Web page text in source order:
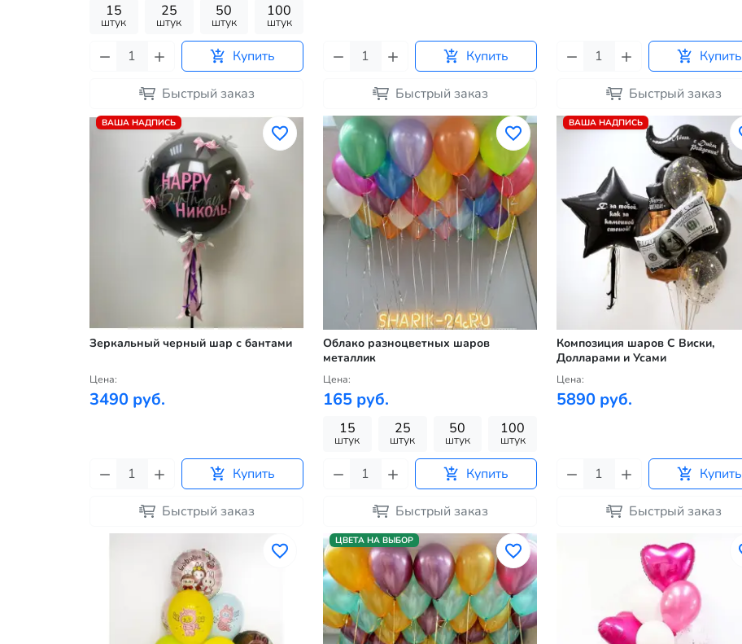
15
штук
25
штук
50
штук
100
штук
Купить
Быстрый заказ
Купить
Быстрый заказ
Купить
Быстрый заказ
ВАША НАДПИСЬ
Зеркальный черный шар с бантами
Цена:
3490 руб.
Купить
Быстрый заказ
Облако разноцветных шаров
металлик
Цена:
165 руб.
15
штук
25
штук
50
штук
100
штук
Купить
Быстрый заказ
ВАША НАДПИСЬ
Композиция шаров С Виски,
Долларами и Усами
Цена:
5890 руб.
Купить
Быстрый заказ
ЦВЕТА НА ВЫБОР